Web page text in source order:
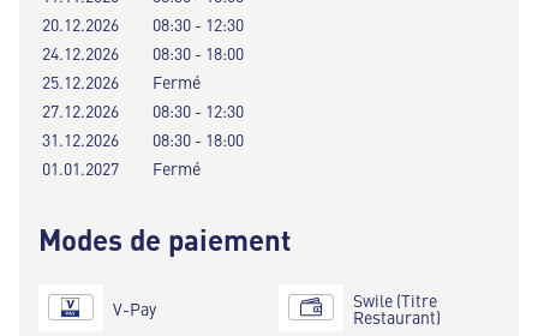
20.12.2026
08:30 - 12:30
24.12.2026
08:30 - 18:00
25.12.2026
Fermé
27.12.2026
08:30 - 12:30
31.12.2026
08:30 - 18:00
01.01.2027
Fermé
Modes de paiement
V-Pay Swile (Titre
Restaurant)